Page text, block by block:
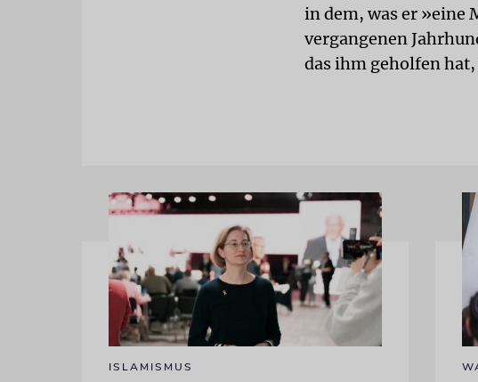
in dem, was er »eine
vergangenen
das ihm geholfen
ISLAMISMUS